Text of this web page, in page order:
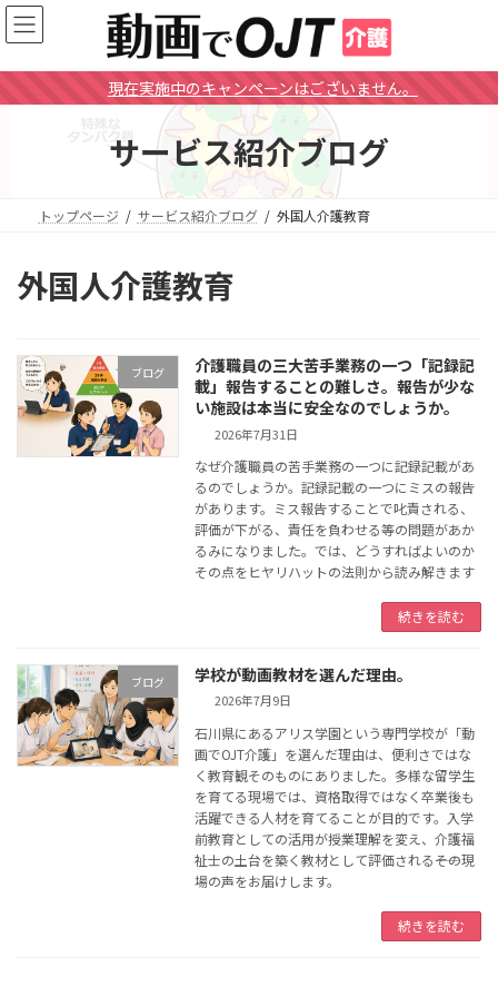
コ
ン
ン
ツ
ナ
ビ
ー
シ
現在実施中のキャンペーンはございません。
サービス紹介ブログ
トップページ サービス紹介ブログ 外国人介護教育
外国人介護教育
ブログ
介護職員の三大苦手業務の一つ「記録記
載」報告することの難しさ。報告が少な
い施設は本当に安全なのでしょうか。
2026年7月31日
なぜ介護職員の苦手業務の一つに記録記載があ
るのでしょうか。記録記載の一つにミスの報告
があります。ミス報告することで叱責される、
評価が下がる、責任を負わせる等の問題があか
るみになりました。では、どうすればよいのか
その点をヒヤリハットの法則から読み解きます
続きを読む
ブログ 学校が動画教材を選んだ理由。
2026年7月9日
石川県にあるアリス学園という専門学校が「動
画でOJT介護」を選んだ理由は、便利さではな
く教育観そのものにありました。多様な留学生
を育てる現場では、資格取得ではなく卒業後も
活躍できる人材を育てることが目的です。入学
前教育としての活用が授業理解を変え、介護福
祉士の土台を築く教材として評価される――その現
場の声をお届けします。
続きを読む